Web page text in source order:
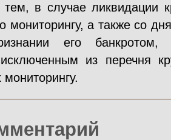
в случае ликвидации
мониторингу, а также со
его банкротом,
из перечня